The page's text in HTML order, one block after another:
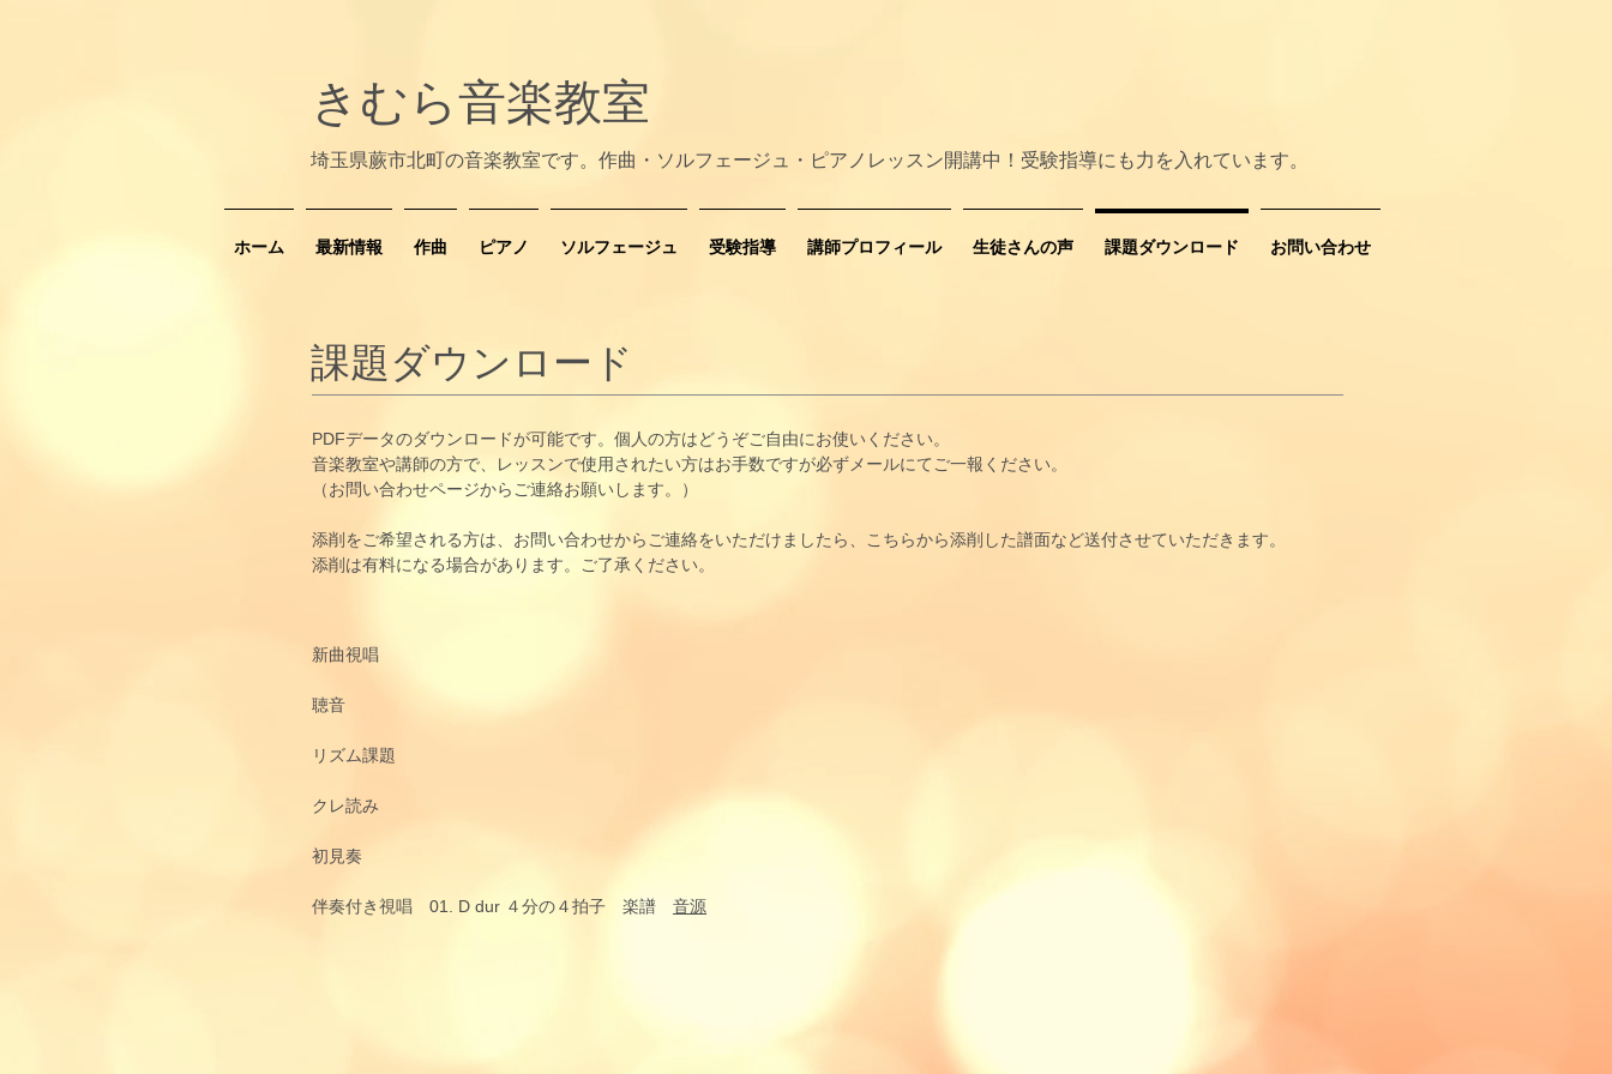
きむら音楽教室
​埼玉県蕨市北町の音楽教室です。作曲・ソルフェージュ・ピアノレッスン開講中！受験指導にも力を入れています。
ホーム 最新情報 作曲 ピアノ ソルフェージュ 受験指導 講師プロフィール 生徒さんの声 課題ダウンロード お問い合わせ
​課題ダウンロード
PDFデータのダウンロードが可能です。個人の方はどうぞご自由にお使いください。
​音楽教室や講師の方で、レッスンで使用されたい方はお手数ですが必ずメールにてご一報ください。
（お問い合わせページからご連絡お願いします。）
添削をご希望される方は、お問い合わせからご連絡をいただけましたら、こちらから添削した譜面など送付させていただきます。
添削は有料になる場合があります。ご了承ください。
新曲視唱
聴音
リズム課題
クレ読み
初見奏
​伴奏付き視唱 01. D dur ４分の４拍子 楽譜 音源